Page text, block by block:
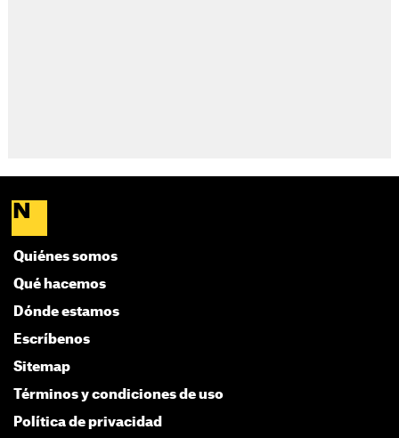
Quiénes somos
Qué hacemos
Dónde estamos
Escríbenos
Sitemap
Términos y condiciones de uso
Política de privacidad